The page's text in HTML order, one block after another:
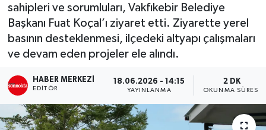
sahipleri ve sorumluları, Vakfıkebir Belediye
Başkanı Fuat Koçal’ı ziyaret etti. Ziyarette yerel
basının desteklenmesi, ilçedeki altyapı çalışmaları
ve devam eden projeler ele alındı.
HABER MERKEZI
EDITÖR
18.06.2026 - 14:15
YAYINLANMA
2 DK
OKUNMA SÜRESI
Yaşam